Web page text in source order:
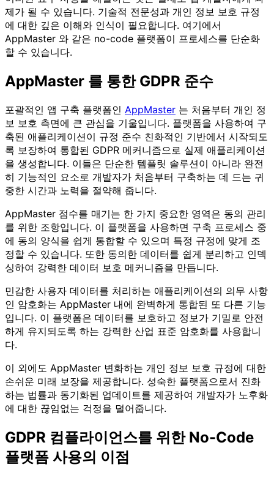
제가 될 수 있습니다. 기술적 전문성과 개인 정보 보호 규정
에 대한 깊은 이해와 인식이 필요합니다. 여기에서
AppMaster 와 같은 no-code 플랫폼이 프로세스를 단순화
할 수 있습니다.
AppMaster 를 통한 GDPR 준수
포괄적인 앱 구축 플랫폼인 AppMaster 는 처음부터 개인 정
보 보호 측면에 큰 관심을 기울입니다. 플랫폼을 사용하여 구
축된 애플리케이션이 규정 준수 친화적인 기반에서 시작되도
록 보장하여 통합된 GDPR 메커니즘으로 실제 애플리케이션
을 생성합니다. 이들은 단순한 템플릿 솔루션이 아니라 완전
히 기능적인 요소로 개발자가 처음부터 구축하는 데 드는 귀
중한 시간과 노력을 절약해 줍니다.
AppMaster 점수를 매기는 한 가지 중요한 영역은 동의 관리
를 위한 조항입니다. 이 플랫폼을 사용하면 구축 프로세스 중
에 동의 양식을 쉽게 통합할 수 있으며 특정 규정에 맞게 조
정할 수 있습니다. 또한 동의한 데이터를 쉽게 분리하고 인덱
싱하여 강력한 데이터 보호 메커니즘을 만듭니다.
민감한 사용자 데이터를 처리하는 애플리케이션의 의무 사항
인 암호화는 AppMaster 내에 완벽하게 통합된 또 다른 기능
입니다. 이 플랫폼은 데이터를 보호하고 정보가 기밀로 안전
하게 유지되도록 하는 강력한 산업 표준 암호화를 사용합니
다.
이 외에도 AppMaster 변화하는 개인 정보 보호 규정에 대한
손쉬운 미래 보장을 제공합니다. 성숙한 플랫폼으로서 진화
하는 법률과 동기화된 업데이트를 제공하여 개발자가 노후화
에 대한 끊임없는 걱정을 덜어줍니다.
GDPR 컴플라이언스를 위한 No-Code
플랫폼 사용의 이점